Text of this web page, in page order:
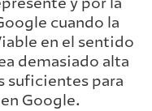
cuando la
en el sentido
demasiado alta
suficientes para
Google.